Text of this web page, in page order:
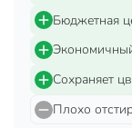
Тип стирки
Вид упаковки
Вес в упаковке
Бюджетная
Сохраняет
Плохо